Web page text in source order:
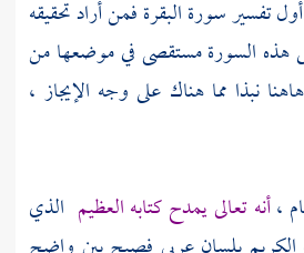
تفسير سورة البقرة فمن أراد تحقيقه
هذه السورة مستقصى في موضعها من
نبذا مما هناك على وجه الإيجاز ،
،أنه تعالى يمدح كتابه العظيم الذي